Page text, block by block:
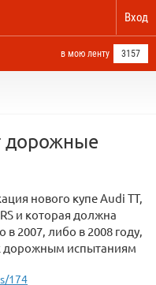
Вход
в мою ленту 3157
дорожные
нового купе Audi TT,
и которая должна
2007, либо в 2008 году,
дорожным испытаниям
174